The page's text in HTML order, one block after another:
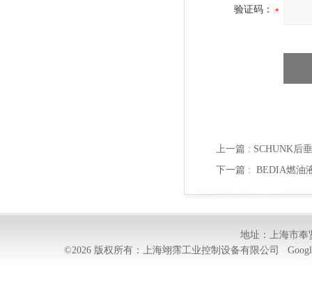
验证码：
上一篇 : SCHUNK后
下一篇 : BEDIA燃油
地址：上海市奉
©2026 版权所有：上海翊霈工业控制设备有限公司